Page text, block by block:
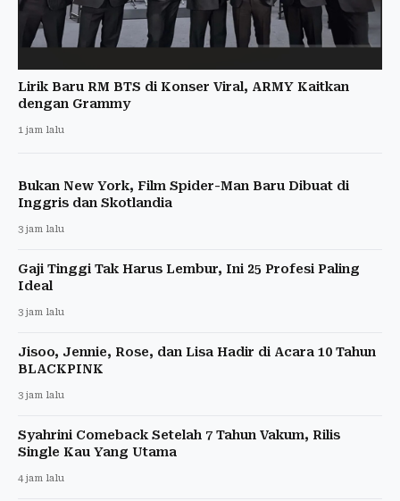
Lirik Baru RM BTS di Konser Viral, ARMY Kaitkan
dengan Grammy
1 jam lalu
Bukan New York, Film Spider-Man Baru Dibuat di
Inggris dan Skotlandia
3 jam lalu
Gaji Tinggi Tak Harus Lembur, Ini 25 Profesi Paling
Ideal
3 jam lalu
Jisoo, Jennie, Rose, dan Lisa Hadir di Acara 10 Tahun
BLACKPINK
3 jam lalu
Syahrini Comeback Setelah 7 Tahun Vakum, Rilis
Single Kau Yang Utama
4 jam lalu